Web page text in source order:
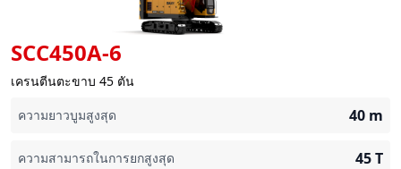
SCC450A-6
เครนตีนตะขาบ 45 ตัน
ความยาวบูมสูงสุด
40 m
ความสามารถในการยกสูงสุด 45T